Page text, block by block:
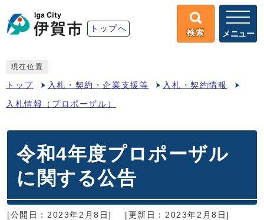
トップへ 検索 メニュー
現在位置
トップ 入札・契約・企業支援等 入札・契約情報
入札情報（プロポーザル）
令和4年度プロポーザル
に関する公告
[公開日：2023年2月8日]
[更新日：2023年2月8日]